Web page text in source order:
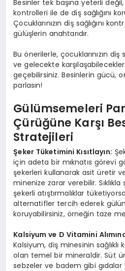
Besinler tek başına yeterli
kontrolleri ile de diş sağlığını
Çocuklarınızın diş sağlığını
gülüşlerin anahtarıdır.
Bu önerilerle, çocuklarınızın diş
ve gelecekte
geçebilirsiniz. Besinlerin gücü,
parlasın!
Gülümsemeleri
Çürüğüne Karşı
Stratejileri
Şeker Tüketimini Kısıtlayın:
için adeta bir mıknatıs görevi
şekerleri kullanarak asit üretir
minenize zarar verebilir.
şekerli atıştırmalıklar
alternatifler tercih ederek
koruyabilirsiniz, örneğin taze
Kalsiyum ve D Vitamini
Kalsiyum, diş minesinin sağlıklı
olan temel bir mineraldir. Süt
sebzeler ve badem gibi gıdalar